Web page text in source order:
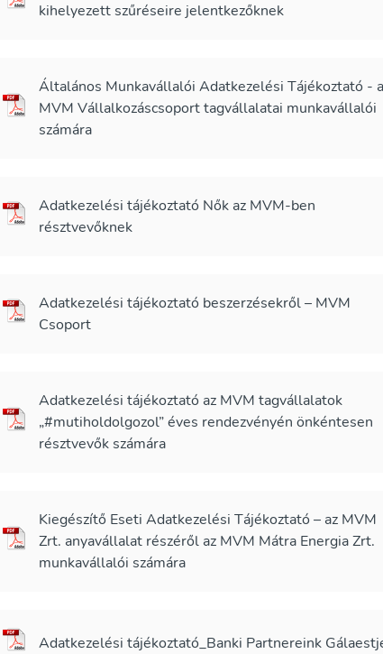
kihelyezett szűréseire jelentkezőknek
Általános Munkavállalói Adatkezelési Tájékoztató -
MVM Vállalkozáscsoport tagvállalatai munkavállalói
számára
Adatkezelési tájékoztató Nők az MVM-ben
résztvevőknek
Adatkezelési tájékoztató beszerzésekről – MVM
Csoport
Adatkezelési tájékoztató az MVM tagvállalatok
„#mutiholdolgozol” éves rendezvényén önkéntesen
résztvevők számára
Kiegészítő Eseti Adatkezelési Tájékoztató – az MVM
Zrt. anyavállalat részéről az MVM Mátra Energia Zrt.
munkavállalói számára
Adatkezelési tájékoztató_Banki Partnereink